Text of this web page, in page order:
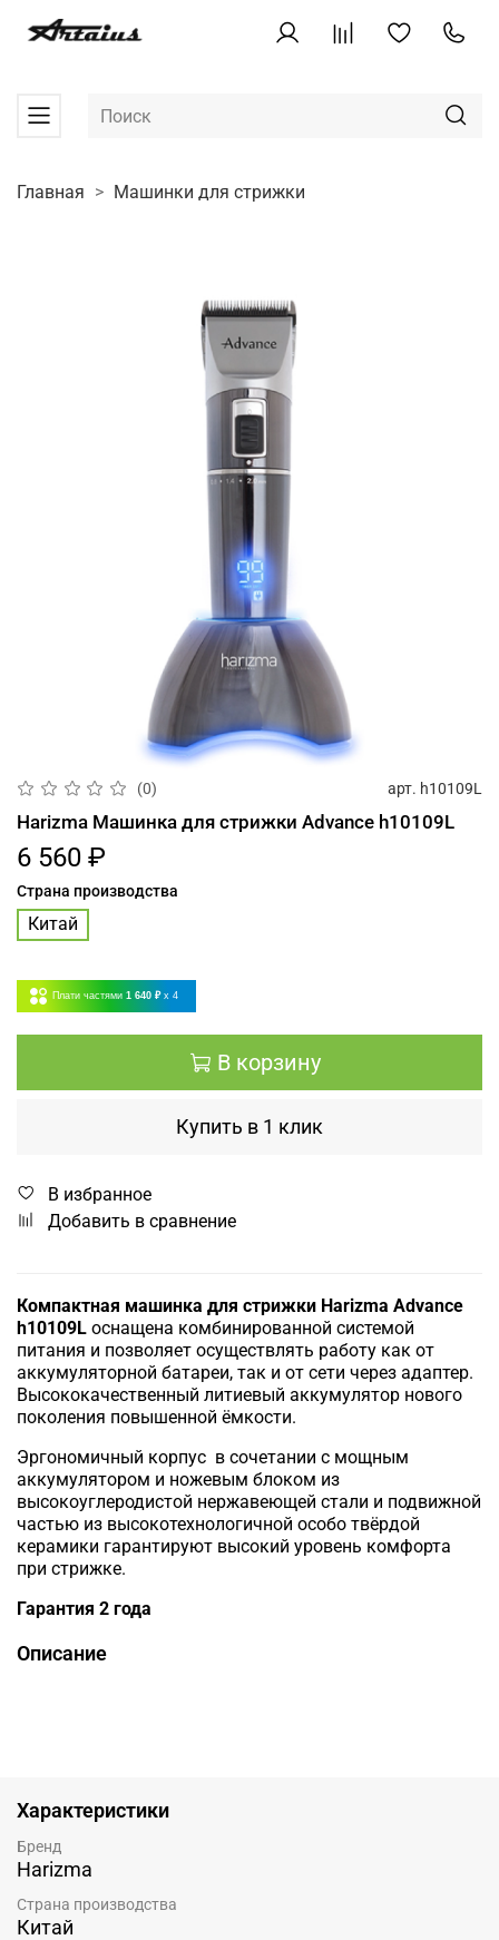
Главная Машинки для стрижки
(0) арт. h10109L
Harizma Машинка для стрижки Advance h10109L
6 560 ₽
Страна производства
Китай
Плати частями 1 640 ₽ x 4
В корзину
Купить в 1 клик
В избранное
Добавить в сравнение
Компактная машинка для стрижки Harizma Advance
h10109L оснащена комбинированной системой
питания и позволяет осуществлять работу как от
аккумуляторной батареи, так и от сети через адаптер.
Высококачественный литиевый аккумулятор нового
поколения повышенной ёмкости.
Эргономичный корпус в сочетании с мощным
аккумулятором и ножевым блоком из
высокоуглеродистой нержавеющей стали и подвижной
частью из высокотехнологичной особо твёрдой
керамики гарантируют высокий уровень комфорта
при стрижке.
Гарантия 2 года
Описание
Характеристики
Бренд
Harizma
Страна производства
Китай